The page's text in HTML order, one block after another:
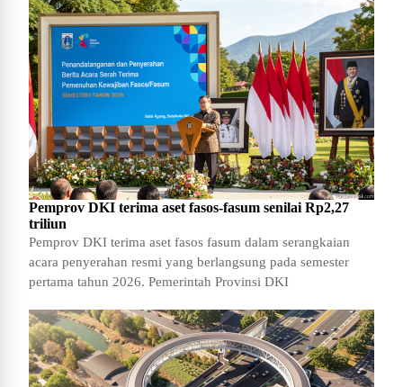
Pemprov DKI terima aset fasos-fasum senilai Rp2,27
triliun
Pemprov DKI terima aset fasos fasum dalam serangkaian
acara penyerahan resmi yang berlangsung pada semester
pertama tahun 2026. Pemerintah Provinsi DKI